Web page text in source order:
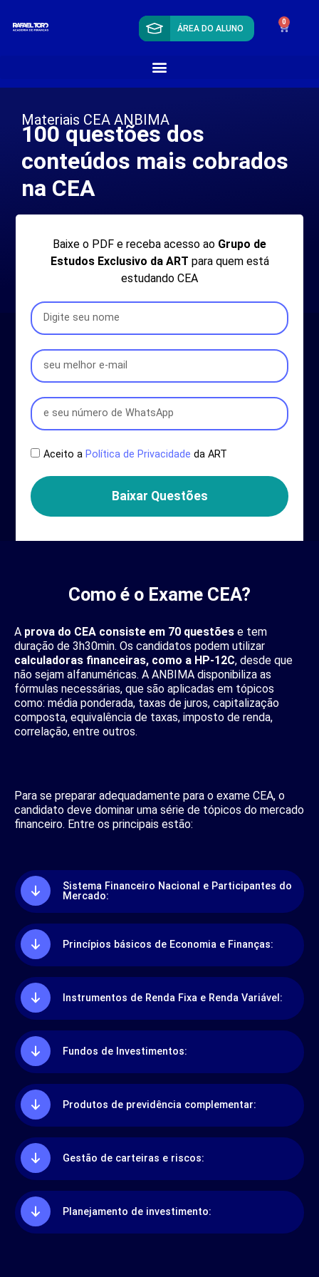
ÁREA DO ALUNO
0
Materiais CEA ANBIMA
100 questões dos
conteúdos mais cobrados
na CEA
Baixe o PDF e receba acesso ao Grupo de
Estudos Exclusivo da ART para quem está
estudando CEA
Aceito a Política de Privacidade da ART
Baixar Questões
Como é o Exame CEA?
A prova do CEA consiste em 70 questões e tem
duração de 3h30min. Os candidatos podem utilizar
calculadoras financeiras, como a HP-12C, desde que
não sejam alfanuméricas. A ANBIMA disponibiliza as
fórmulas necessárias, que são aplicadas em tópicos
como: média ponderada, taxas de juros, capitalização
composta, equivalência de taxas, imposto de renda,
correlação, entre outros.
Para se preparar adequadamente para o exame CEA, o
candidato deve dominar uma série de tópicos do mercado
financeiro. Entre os principais estão:
Sistema Financeiro Nacional e Participantes do
Mercado:
Princípios básicos de Economia e Finanças:
Instrumentos de Renda Fixa e Renda Variável:
Fundos de Investimentos:
Produtos de previdência complementar:
Gestão de carteiras e riscos:
Planejamento de investimento: